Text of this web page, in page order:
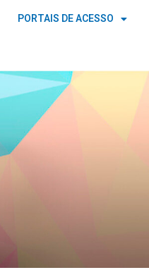
PORTAIS DE ACESSO